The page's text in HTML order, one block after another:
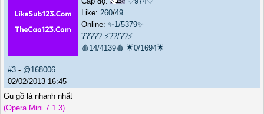
Like: 260/49
Online: ✨1/5379✨
????? ⚡??/??⚡
🩸14/4139🩸 🌟0/1694🌟
#3 - @168006
02/02/2013 16:45
Gu gồ là nhanh nhất
(Opera Mini 7.1.3)